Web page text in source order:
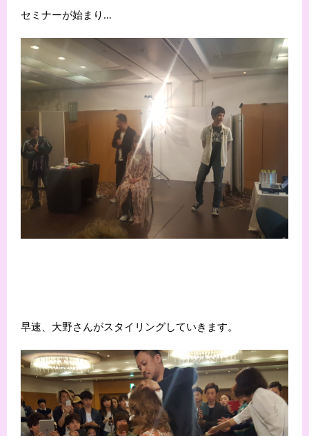
セミナーが始まり…
早速、大野さんがスタイリングしていきます。